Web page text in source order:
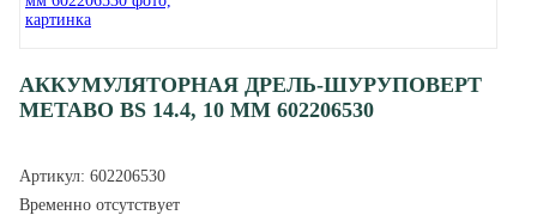
АККУМУЛЯТОРНАЯ ДРЕЛЬ-ШУРУПОВЕРТ
METABO BS 14.4, 10 ММ 602206530
Артикул: 602206530
Временно отсутствует